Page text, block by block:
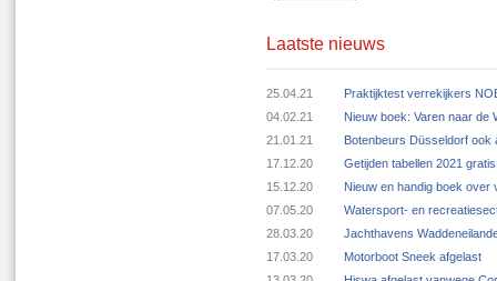
Laatste nieuws
25.04.21
Praktijktest verrekijkers
04.02.21
Nieuw boek: Varen naar de
21.01.21
Botenbeurs Düsseldorf ook
17.12.20
Getijden tabellen 2021
15.12.20
Nieuw en handig boek over
07.05.20
Watersport- en
28.03.20
Jachthavens
17.03.20
Motorboot Sneek afgelast